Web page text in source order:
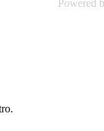
Powered